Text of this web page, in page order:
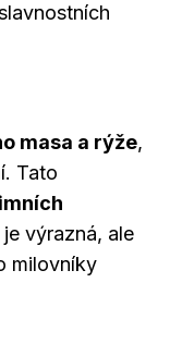
masa a rýže,
Tato
výrazná, ale
milovníky